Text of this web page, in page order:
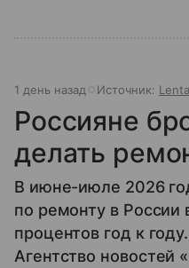
1 день назад Источник:
Россияне
делать
В июне-июле 2026
по ремонту в России
процентов год к
Агентство новостей